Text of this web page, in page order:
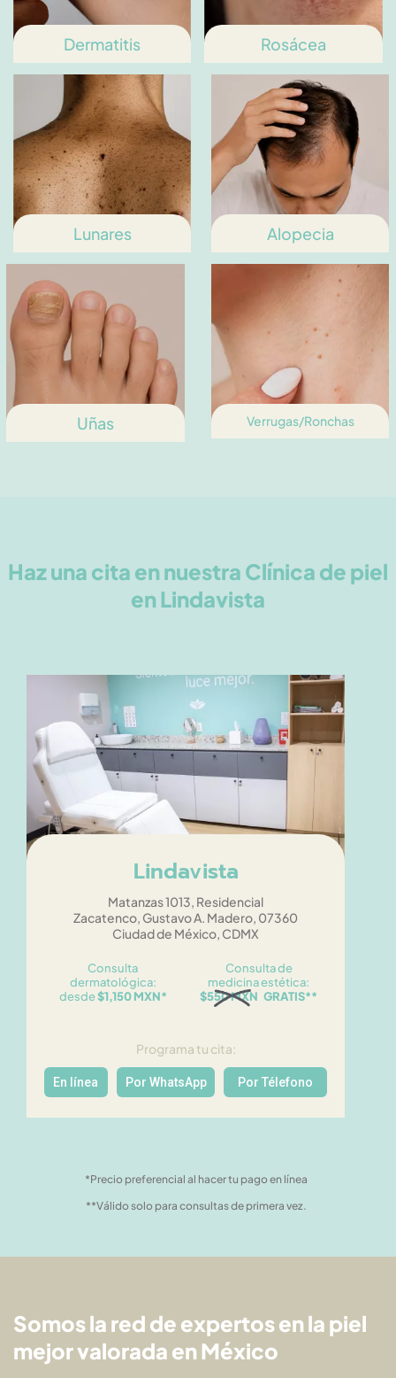
Dermatitis Rosácea
Lunares Alopecia
Uñas Verrugas/Ronchas
Haz una cita en nuestra Clínica de piel
en Lindavista
Lindavista
Matanzas 1013, Residencial
Zacatenco, Gustavo A. Madero, 07360
Ciudad de México, CDMX
Consulta
dermatológica:
desde$1,150 MXN*
Consulta de
medicina estética:
$550 MXN GRATIS**
Programa tu cita:
En línea Por WhatsApp Por Télefono
*Precio preferencial al hacer tu pago en línea
**Válido solo para consultas de primera vez.
Somos la red de expertos en la piel
mejor valorada en México